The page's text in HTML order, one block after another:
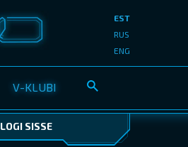
V-KLUBI
EST
RUS
ENG
LOGI SISSE